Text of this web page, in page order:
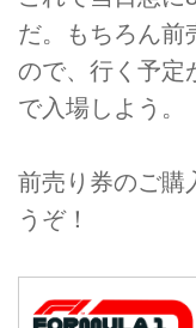
だ。もちろん前
ので、行く予定
で入場しよう。
前売り券のご購
うぞ！